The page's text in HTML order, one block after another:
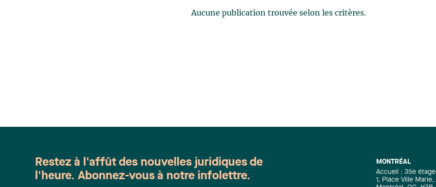
Aucune publication trouvée selon les critères.
MONTRÉAL
Accueil : 35e étage
1, Place Ville
Restez à l'affût des nouvelles juridiques de
l'heure. Abonnez-vous à notre infolettre.